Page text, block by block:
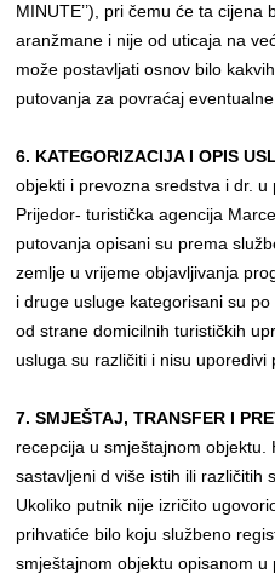
MINUTE’’), pri čemu će ta
aranžmane i nije od uticaja na
može postavljati osnov bilo
putovanja za povraćaj
6. KATEGORIZACIJA I OPIS
objekti i prevozna sredstva i dr. u
Prijedor- turistička agencija
putovanja opisani su prema
zemlje u vrijeme objavljivanja
i druge usluge kategorisani su
od strane domicilnih turističkih
usluga su različiti i nisu uporedivi
7. SMJEŠTAJ, TRANSFER I
recepcija u smještajnom
sastavljeni d više istih ili različitih
Ukoliko putnik nije izričito
prihvatiće bilo koju službeno
smještajnom objektu opisanom